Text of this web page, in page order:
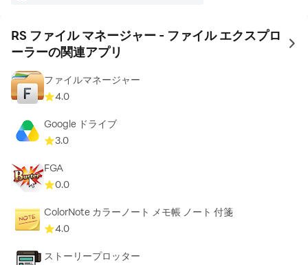
スペイン語（es）、フランス語（fr）、イタリア語
（it）、ポルトガル語（pt）、ロシア語（ru）などがあり
RS ファイル マネージャー - ファイル エクスプロ
ーラーの関連アプリ
to
ファイルマネージャー
4.0
Google ドライブ
3.0
FGA
0.0
ColorNote カラーノート メモ帳 ノート 付箋
4.0
ストーリープロッター